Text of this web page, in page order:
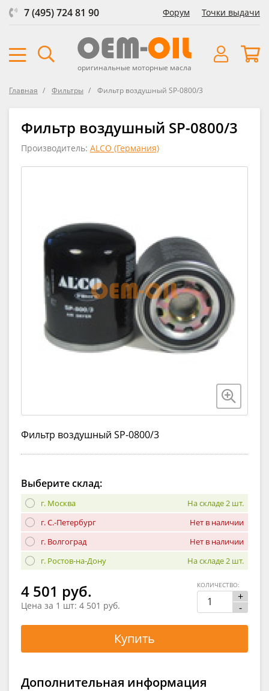
7 (495) 724 81 90 Форум Точки выдачи
оригинальные моторные масла
Главная Фильтры Фильтр воздушный SP-0800/3
Фильтр воздушный SP-0800/3
Производитель: ALCO (Германия)
Фильтр воздушный SP-0800/3
Выберите склад:
г. Москва
На складе 2 шт.
г. С.-Петербург
Нет в наличии
г. Волгоград
Нет в наличии
г. Ростов-на-Дону
На складе 2 шт.
4 501 руб.
Цена за 1 шт: 4 501 руб.
+
-
КОЛИЧЕСТВО:
Купить
Дополнительная информация